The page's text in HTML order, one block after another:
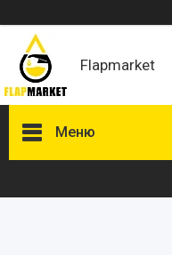
Flapmarket
Меню